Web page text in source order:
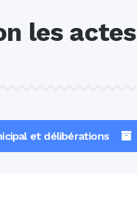
les actes
et délibérations